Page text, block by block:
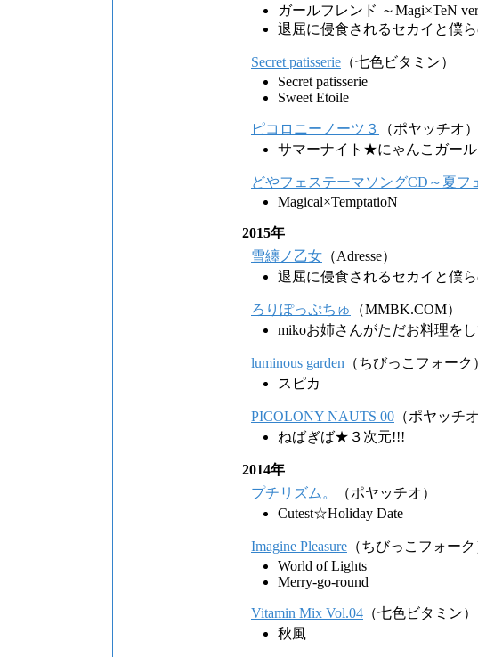
ガールフレンド ～Magi×TeN
退屈に侵食されるセカイと僕
Secret patisserie （七色ビタミン）
Secret patisserie
Sweet Etoile
ピコロニーノーツ３
（ポヤッチオ）
サマーナイト★にゃんこガール
どやフェステーマソングCD～夏フ
Magical×TemptatioN
2015年
雪纏ノ乙女 （Adresse）
退屈に侵食されるセカイと僕
ろりぽっぷちゅ
（MMBK.COM）
mikoお姉さんがただお料理をし
luminous garden （ちびっこフォーク
スピカ
PICOLONY NAUTS 00 （ポヤッチオ
ねばぎば★３次元!!!
2014年
プチリズム。
（ポヤッチオ）
Cutest☆Holiday Date
Imagine Pleasure （ちびっこフォーク
World of Lights
Merry-go-round
Vitamin Mix Vol.04 （七色ビタミン）
秋風